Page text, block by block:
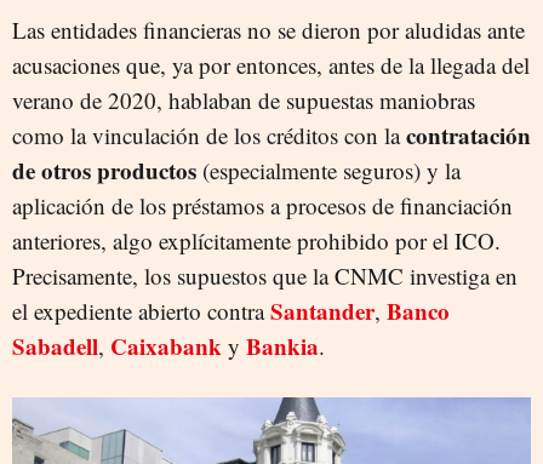
Las entidades financieras no se dieron por aludidas ante
acusaciones que, ya por entonces, antes de la llegada del
verano de 2020, hablaban de supuestas maniobras
como la vinculación de los créditos con lacontratación
de otros productos (especialmente seguros) y la
aplicación de los préstamos a procesos de financiación
anteriores, algo explícitamente prohibido por el ICO.
Precisamente, los supuestos que la CNMC investiga en
el expediente abierto contraSantander, Banco
Sabadell, Caixabank y Bankia.